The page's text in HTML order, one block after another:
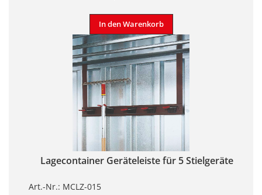
In den Warenkorb
Lagecontainer Geräteleiste für 5 Stielgeräte
Art.-Nr.: MCLZ-015